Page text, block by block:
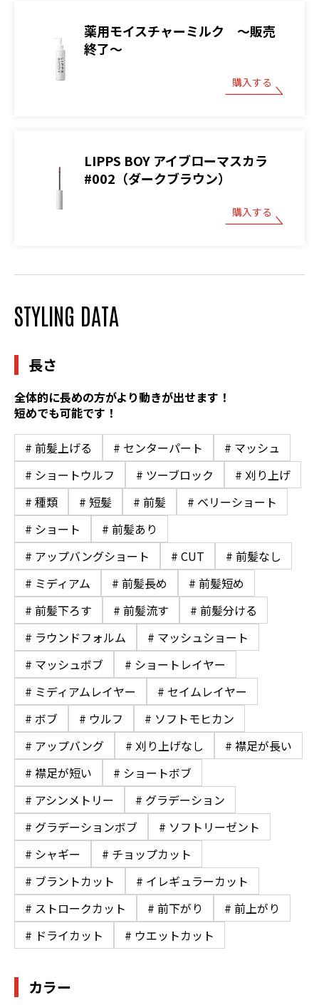
薬用モイスチャーミルク ～販売
終了～
購入する
LIPPS BOY アイブローマスカラ
#002（ダークブラウン）
購入する
STYLING DATA
長さ
全体的に長めの方がより動きが出せます！
短めでも可能です！
# 前髪上げる # センターパート
# マッシュ
# ショートウルフ
# ツーブロック
# 刈り上げ
# 種類
# 短髪 # 前髪
# ベリーショート
# ショート
# 前髪あり
# アップバングショート
# CUT
# 前髪なし
# ミディアム
# 前髪長め
# 前髪短め
# 前髪下ろす
# 前髪流す
# 前髪分ける
# ラウンドフォルム
# マッシュショート
# マッシュボブ
# ショートレイヤー
# ミディアムレイヤー
# セイムレイヤー
# ボブ
# ウルフ
# ソフトモヒカン
# アップバング
# 刈り上げなし
# 襟足が長い
# 襟足が短い
# ショートボブ
# アシンメトリー
# グラデーション
# グラデーションボブ
# ソフトリーゼント
# シャギー
# チョップカット
# ブラントカット
# イレギュラーカット
# ストロークカット
# 前下がり
# 前上がり
# ドライカット
# ウエットカット
カラー